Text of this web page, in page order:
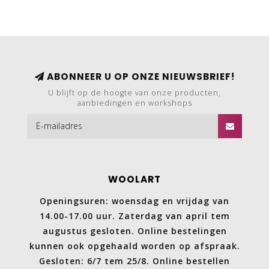
ABONNEER U OP ONZE NIEUWSBRIEF!
U blijft op de hoogte van onze producten,
aanbiedingen en workshops
WOOLART
Openingsuren: woensdag en vrijdag van
14.00-17.00 uur. Zaterdag van april tem
augustus gesloten. Online bestelingen
kunnen ook opgehaald worden op afspraak.
Gesloten: 6/7 tem 25/8. Online bestellen